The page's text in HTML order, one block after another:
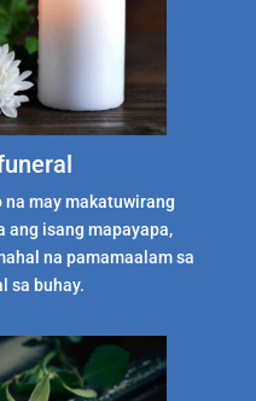
may makatuwirang
ang isang mapayapa,
na pamamaalam sa
sa buhay.